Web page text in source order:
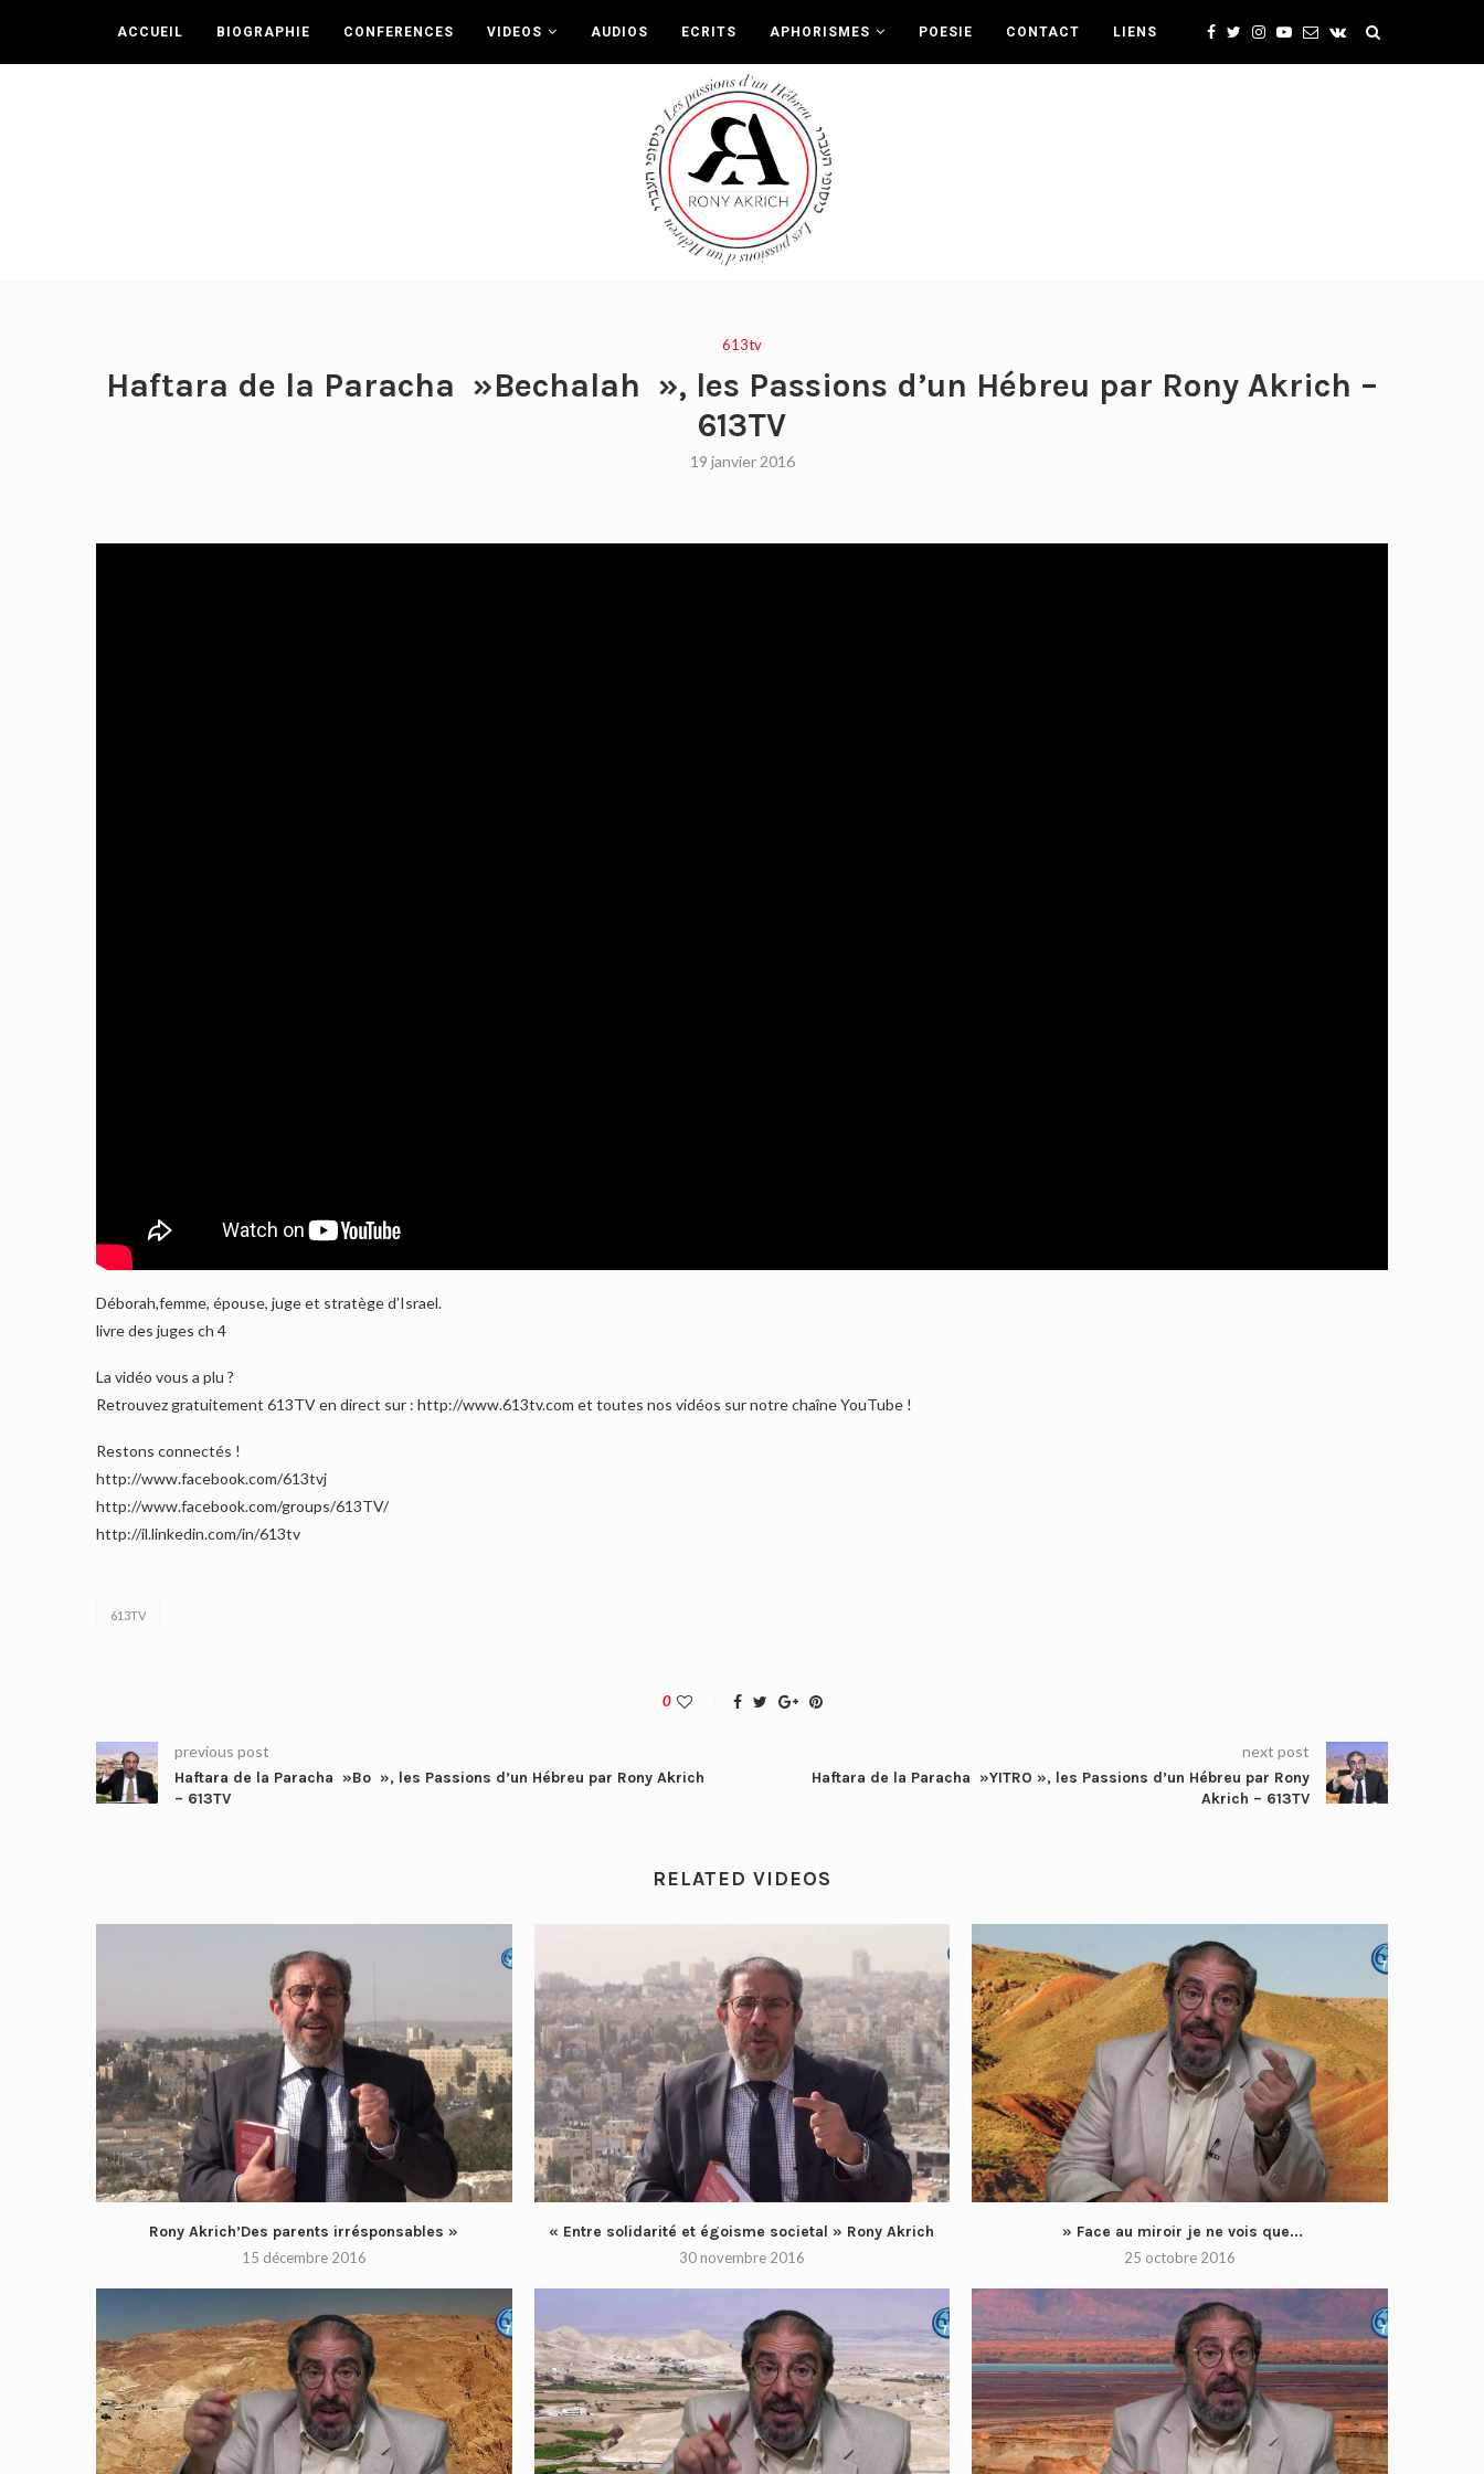
ACCUEIL BIOGRAPHIE CONFERENCES VIDEOS AUDIOS ECRITS APHORISMES POESIE CONTACT LIENS
613tv
Haftara de la Paracha »Bechalah », les Passions d’un Hébreu par Rony Akrich –
613TV
19 janvier 2016
Déborah,femme, épouse, juge et stratège d’Israel.
livre des juges ch 4
La vidéo vous a plu ?
Retrouvez gratuitement 613TV en direct sur : http://www.613tv.com et toutes nos vidéos sur notre chaîne YouTube !
Restons connectés !
http://www.facebook.com/613tvj
http://www.facebook.com/groups/613TV/
http://il.linkedin.com/in/613tv
613TV
0
previous post
Haftara de la Paracha »Bo », les Passions d’un Hébreu par Rony Akrich
– 613TV
next post
Haftara de la Paracha »YITRO », les Passions d’un Hébreu par Rony
Akrich – 613TV
RELATED VIDEOS
Rony Akrich’Des parents irrésponsables »
15 décembre 2016
« Entre solidarité et égoisme societal » Rony Akrich
30 novembre 2016
» Face au miroir je ne vois que...
25 octobre 2016